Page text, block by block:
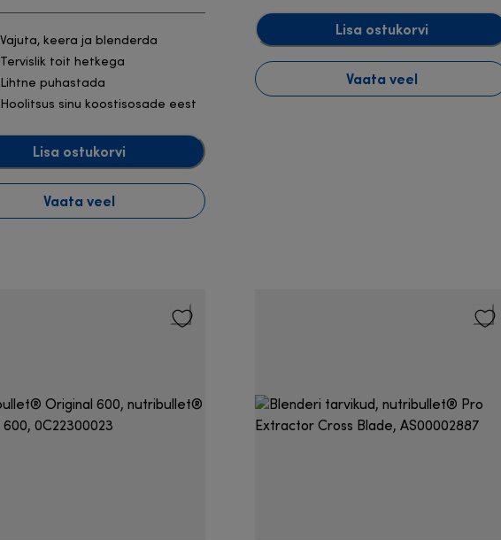
Vajuta, keera ja blenderda
Tervislik toit hetkega
Lihtne puhastada
Hoolitsus sinu koostisosade eest
Lisa ostukorvi
Vaata veel
Lisa ostukorvi
Vaata veel